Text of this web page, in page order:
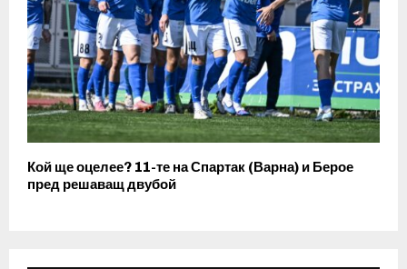
Кой ще оцелее? 11-те на Спартак (Варна) и Берое
пред решаващ двубой